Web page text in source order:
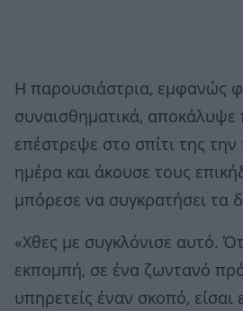
Η παρουσιάστρια, εμφανώς
συναισθηματικά, αποκάλυψε
επέστρεψε στο σπίτι της
ημέρα και άκουσε τους
μπόρεσε να συγκρατήσει τα
«Χθες με συγκλόνισε αυτό.
εκπομπή, σε ένα ζωντανό
υπηρετείς έναν σκοπό, είσαι